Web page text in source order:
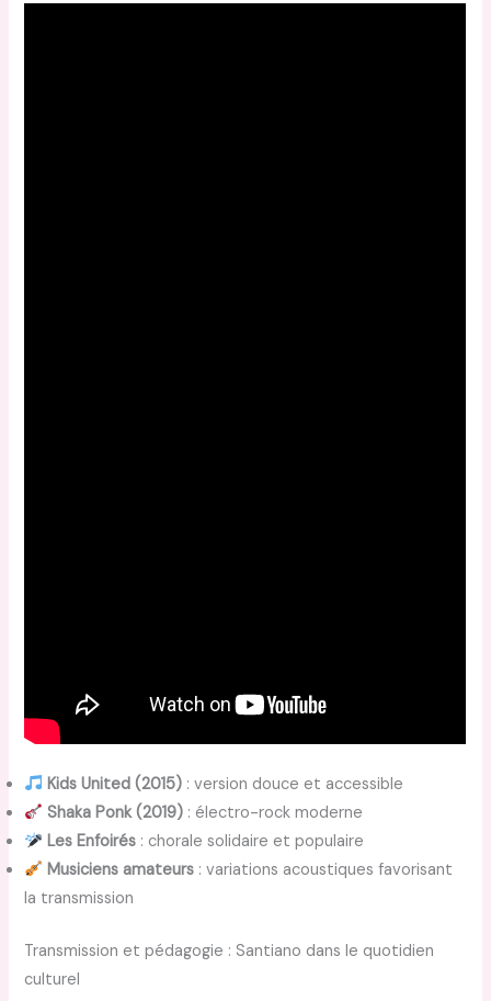
Kids United (2015) : version douce et accessible
Shaka Ponk (2019) : électro-rock moderne
Les Enfoirés : chorale solidaire et populaire
Musiciens amateurs : variations acoustiques favorisant
la transmission
Transmission et pédagogie : Santiano dans le quotidien
culturel